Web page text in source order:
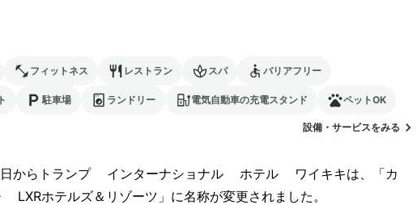
フィットネス レストラン スパ バリアフリー
駐車場 ランドリー 電気自動車の充電スタンド ペットOK
設備・サービスをみる
トランプ インターナショナル ホテル ワイキキは、「カ
ホテルズ＆リゾーツ」に名称が変更されました。